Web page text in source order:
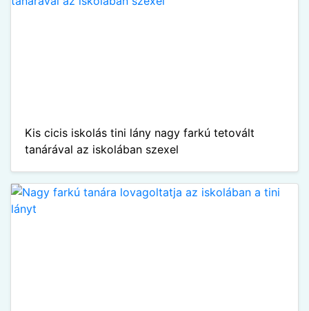
Kis cicis iskolás tini lány nagy farkú tetovált
tanárával az iskolában szexel